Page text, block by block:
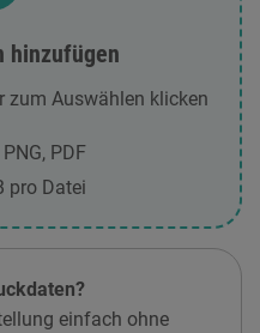
hinzufügen
zum Auswählen klicken
PDF
pro Datei
einfach ohne